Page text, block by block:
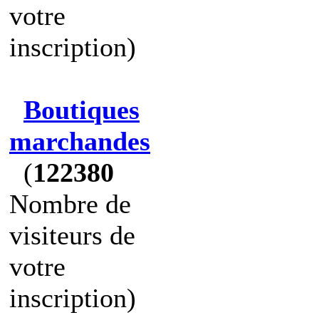
votre
inscription)
Boutiques
marchandes
(122380
Nombre de
visiteurs de
votre
inscription)